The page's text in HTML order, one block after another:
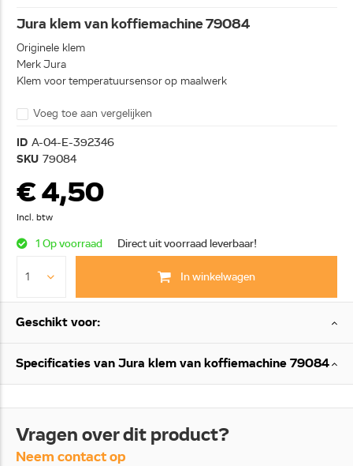
Jura klem van koffiemachine 79084
Originele klem
Merk Jura
Klem voor temperatuursensor op maalwerk
Voeg toe aan vergelijken
ID A-04-E-392346
SKU 79084
€ 4,50
Incl. btw
1 Op voorraad Direct uit voorraad leverbaar!
In winkelwagen
Geschikt voor:
Specificaties van Jura klem van koffiemachine 79084
Vragen over dit product?
Neem contact op